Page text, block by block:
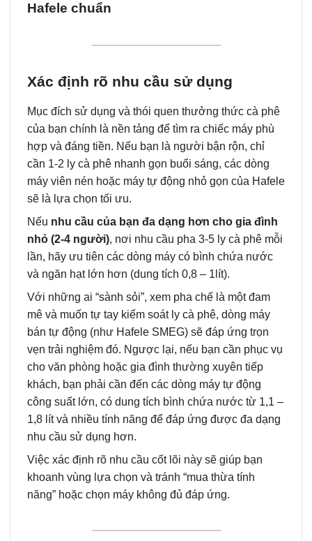
Hafele chuẩn
Xác định rõ nhu cầu sử dụng
Mục đích sử dụng và thói quen thưởng thức cà phê
của bạn chính là nền tảng để tìm ra chiếc máy phù
hợp và đáng tiền. Nếu bạn là người bận rộn, chỉ
cần 1-2 ly cà phê nhanh gọn buổi sáng, các dòng
máy viên nén hoặc máy tự động nhỏ gọn của Hafele
sẽ là lựa chọn tối ưu.
Nếu nhu cầu của bạn đa dạng hơn cho gia đình
nhỏ (2-4 người), nơi nhu cầu pha 3-5 ly cà phê mỗi
lần, hãy ưu tiên các dòng máy có bình chứa nước
và ngăn hạt lớn hơn (dung tích 0,8 – 1lít).
Với những ai “sành sỏi”, xem pha chế là một đam
mê và muốn tự tay kiểm soát ly cà phê, dòng máy
bán tự động (như Hafele SMEG) sẽ đáp ứng trọn
vẹn trải nghiệm đó. Ngược lại, nếu bạn cần phục vụ
cho văn phòng hoặc gia đình thường xuyên tiếp
khách, bạn phải cần đến các dòng máy tự động
công suất lớn, có dung tích bình chứa nước từ 1,1 –
1,8 lít và nhiều tính năng để đáp ứng được đa dạng
nhu cầu sử dụng hơn.
Việc xác định rõ nhu cầu cốt lõi này sẽ giúp bạn
khoanh vùng lựa chọn và tránh “mua thừa tính
năng” hoặc chọn máy không đủ đáp ứng.